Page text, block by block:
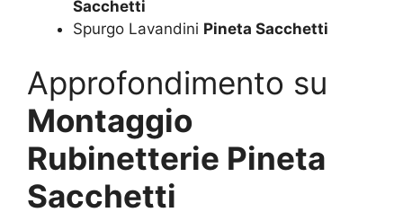
Sacchetti
Spurgo Lavandini Pineta Sacchetti
Approfondimento su
Montaggio
Rubinetterie Pineta
Sacchetti